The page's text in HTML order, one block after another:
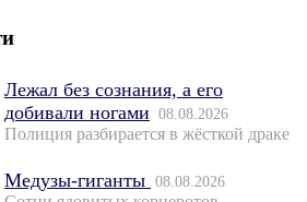
Лежал без сознания, а его
добивали ногами 08.08.2026
Полиция разбирается в жёсткой драке
Медузы-гиганты 08.08.2026